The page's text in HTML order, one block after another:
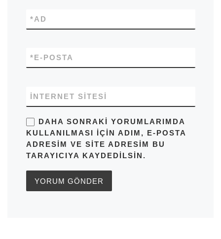
AD
*
E-POSTA
*
İNTERNET SITESI
DAHA SONRAKI YORUMLARIMDA
KULLANILMASI IÇIN ADIM, E-POSTA
ADRESIM VE SITE ADRESIM BU
TARAYICIYA KAYDEDILSIN.